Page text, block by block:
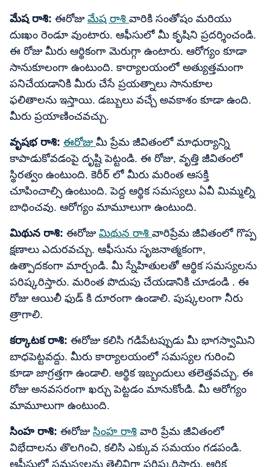
మేష రాశి: ఈరోజు మేష రాశి వారికి సంతోషం మరియు
దుఃఖం రెండూ వుంటారు. ఆఫీసులో మీ కృషిని ప్రదర్శించండి.
ఈ రోజు మీరు ఆర్థికంగా మెరుగ్గా ఉంటారు. ఆరోగ్యం కూడా
సానుకూలంగా ఉంటుంది. కార్యాలయంలో అత్యుత్తమంగా
పనిచేయడానికి మీరు చేసే ప్రయత్నాలు సానుకూల
ఫలితాలను ఇస్తాయి. డబ్బులు వచ్చే అవకాశం కూడా ఉంది.
మీరు ప్రయాణించవచ్చు.
వృషభ రాశి: ఈరోజు మీ ప్రేమ జీవితంలో మాధుర్యాన్ని
కాపాడుకోవడంపై దృష్టి పెట్టండి. ఈ రోజు, వృత్తి జీవితంలో
స్థిరత్వం ఉంటుంది. కెరీర్ లో మీరు మరింత ఆసక్తి
చూపించాల్సి ఉంటుంది. పెద్ద ఆర్థిక సమస్యలు ఏవీ మిమ్మల్ని
బాధించవు. ఆరోగ్యం మామూలుగా ఉంటుంది.
మిథున రాశి: ఈరోజు మిథున రాశి వారిప్రేమ జీవితంలో గొప్ప
క్షణాలు ఎదురవచ్చు. ఆఫీసును సృజనాత్మకంగా,
ఉత్పాదకంగా మార్చండి. మీ స్నేహితులతో ఆర్థిక సమస్యలను
పరిష్కరిస్తారు. మరింత పొదుపు చేయడానికి చూడండి . ఈ
రోజు ఆయిలీ ఫుడ్ కి దూరంగా ఉండాలి. పుష్కలంగా నీరు
త్రాగాలి.
కర్కాటక రాశి: ఈరోజు కలిసి గడిపేటప్పుడు మీ భాగస్వామిని
బాధపెట్టవద్దు. మీరు కార్యాలయంలో సమస్యల గురించి
కూడా జాగ్రత్తగా ఉండాలి. ఆర్థిక ఇబ్బందులు తలెత్తవచ్చు. ఈ
రోజు అనవసరంగా ఖర్చు పెట్టడం మానుకోండి. మీ ఆరోగ్యం
మామూలుగా ఉంటుంది.
సింహ రాశి: ఈరోజు సింహ రాశి వారి ప్రేమ జీవితంలో
విభేదాలను తొలగించి, కలిసి ఎక్కువ సమయం గడపండి.
ఆఫీసులో సమస్యలను తెలివిగా పరిష్కరిస్తారు. ఆర్థిక